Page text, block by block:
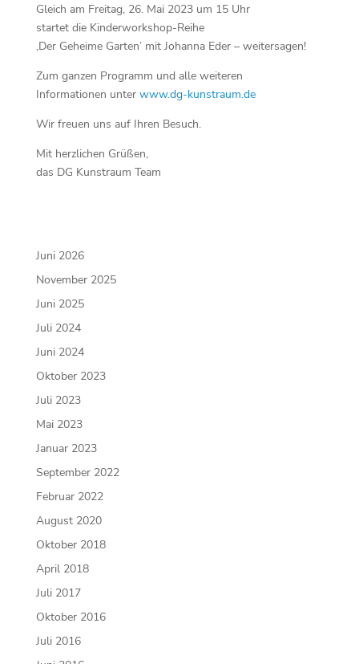
Gleich am Freitag, 26. Mai 2023 um 15 Uhr
startet die Kinderworkshop-Reihe
,Der Geheime Garten’ mit Johanna Eder – weitersagen!
Zum ganzen Programm und alle weiteren
Informationen unter www.dg-kunstraum.de
Wir freuen uns auf Ihren Besuch.
Mit herzlichen Grüßen,
das DG Kunstraum Team
Juni 2026
November 2025
Juni 2025
Juli 2024
Juni 2024
Oktober 2023
Juli 2023
Mai 2023
Januar 2023
September 2022
Februar 2022
August 2020
Oktober 2018
April 2018
Juli 2017
Oktober 2016
Juli 2016